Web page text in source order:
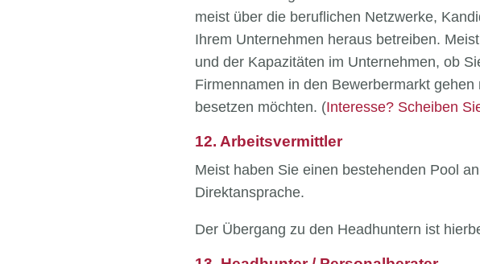
meist über die beruflichen Netzwerke,
Ihrem Unternehmen heraus betreiben.
und der Kapazitäten im Unternehmen, ob
Firmennamen in den Bewerbermarkt
besetzen möchten. (Interesse? Scheiben
12. Arbeitsvermittler
Meist haben Sie einen bestehenden Pool
Direktansprache.
Der Übergang zu den Headhuntern ist